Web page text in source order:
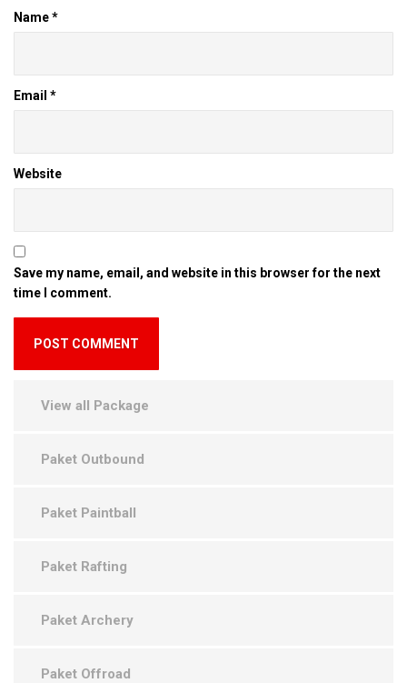
Name*
Email *
Website
Save my name, email, and website in this browser for the next
time I comment.
View all Package
Paket Outbound
Paket Paintball
Paket Rafting
Paket Archery
Paket Offroad